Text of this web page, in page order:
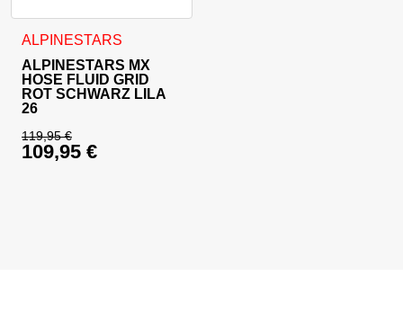
ALPINESTARS
ALPINESTARS MX
HOSE FLUID GRID
ROT SCHWARZ LILA
26
119,95€
Ursprünglicher Preis war: 119,95 €
109,95 €
Dieses Produkt weist mehrere Varianten auf. Die Optionen